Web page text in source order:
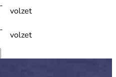
volzet
volzet